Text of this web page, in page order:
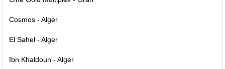
Cosmos - Alger
El Sahel - Alger
Ibn Khaldoun - Alger